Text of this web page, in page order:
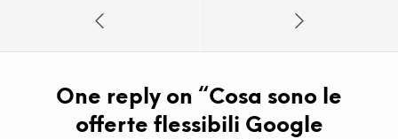
One reply on “Cosa sono le
offerte flessibili Google